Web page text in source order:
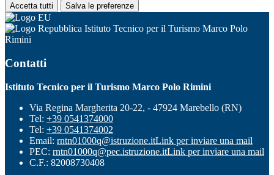
Accetta tutti Salva le preferenze
Istituto Tecnico per il Turismo Marco Polo
Rimini
Contatti
Istituto Tecnico per il Turismo Marco Polo Rimini
Via Regina Margherita 20-22, - 47924 Marebello (RN)
Tel: +39 0541374000
Tel: +39 0541374002
Email: rntn01000q@istruzione.itLink per inviare una mail
PEC: rntn01000q@pec.istruzione.itLink per inviare una mail
C.F.: 82008730408